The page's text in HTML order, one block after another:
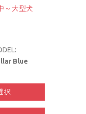
～大型犬
Blue
択